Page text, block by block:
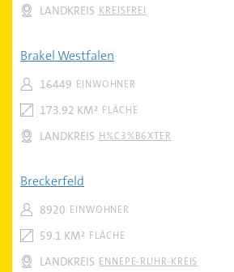
KREISFREI
LANDKREIS
Brakel Westfalen
EINWOHNER
16449
FLÄCHE
173.92 KM²
H%C3%B6XTER
LANDKREIS
Breckerfeld
EINWOHNER
8920
FLÄCHE
59.1 KM²
ENNEPE-RUHR-KREIS
LANDKREIS